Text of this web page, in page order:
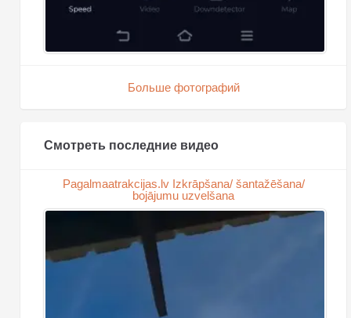
Больше фотографий
Смотреть последние видео
Pagalmaatrakcijas.lv Izkrāpšana/ šantažēšana/
bojājumu uzvelšana